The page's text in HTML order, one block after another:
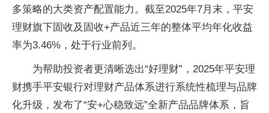
多策略的大类资产配置能力。截至2025年7月末，平安
理财旗下固收及固收+产品近三年的整体平均年化收益
率为3.46%，处于行业前列。
为帮助投资者更清晰选出“好理财”，2025年平安理
财携手平安银行对理财产品体系进行系统性梳理与品牌
化升级，发布了“安+心稳致远”全新产品品牌体系，旨